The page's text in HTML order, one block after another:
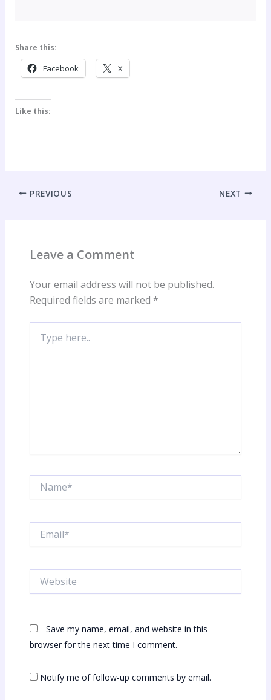
Share this:
Facebook X
Like this:
PREVIOUS NEXT
Leave a Comment
Your email address will not be published.
Required fields are marked *
here..
Save my name, email, and website in this
browser for the next time I comment.
Notify me of follow-up comments by email.